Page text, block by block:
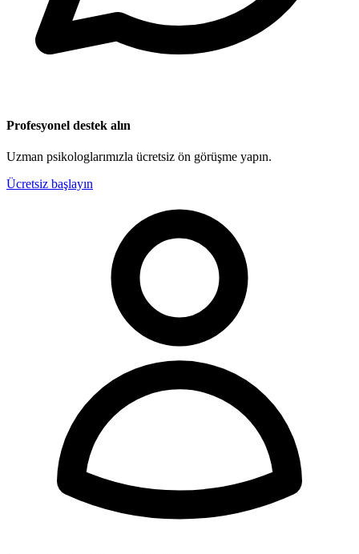
Profesyonel destek alın
Uzman psikologlarımızla ücretsiz ön görüşme yapın.
Ücretsiz başlayın